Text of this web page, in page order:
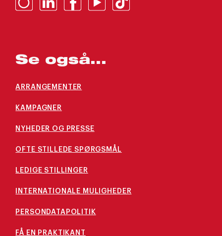
Se også...
ARRANGEMENTER
KAMPAGNER
NYHEDER OG PRESSE
OFTE STILLEDE SPØRGSMÅL
LEDIGE STILLINGER
INTERNATIONALE MULIGHEDER
PERSONDATAPOLITIK
FÅ EN PRAKTIKANT